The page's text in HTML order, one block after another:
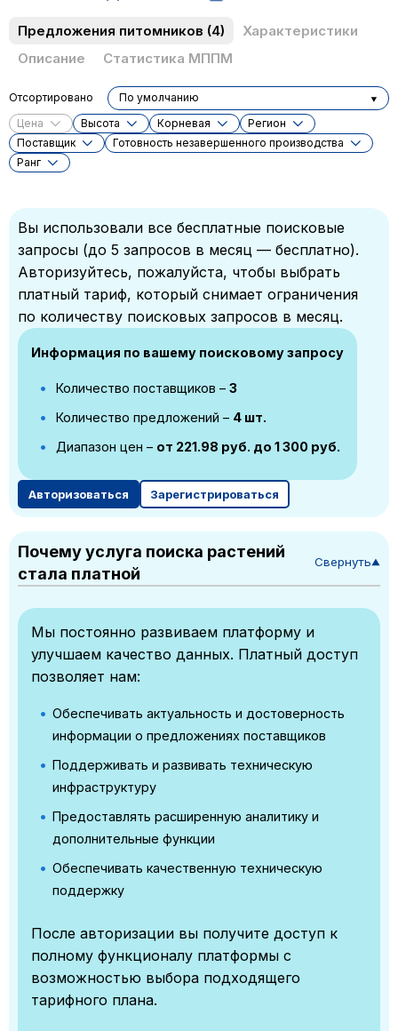
Предложения питомников (4)
Характеристики
Описание
Статистика МППМ
Цена Высота Корневая
Регион
Поставщик
Готовность незавершенного производства
Ранг
Отсортировано По умолчанию
Вы использовали все бесплатные поисковые
запросы (до 5 запросов в месяц — бесплатно).
Авторизуйтесь, пожалуйста, чтобы выбрать
платный тариф, который снимает ограничения
по количеству поисковых запросов в месяц.
Информация по вашему поисковому запросу
Количество поставщиков – 3
Количество предложений – 4 шт.
Диапазон цен – от 221.98 руб. до 1 300 руб.
Авторизоваться Зарегистрироваться
Почему услуга поиска растений
стала платной
Свернуть▼
Мы постоянно развиваем платформу и
улучшаем качество данных. Платный доступ
позволяет нам:
Обеспечивать актуальность и достоверность
информации о предложениях поставщиков
Поддерживать и развивать техническую
инфраструктуру
Предоставлять расширенную аналитику и
дополнительные функции
Обеспечивать качественную техническую
поддержку
После авторизации вы получите доступ к
полному функционалу платформы с
возможностью выбора подходящего
тарифного плана.